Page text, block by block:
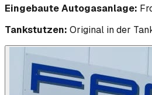
Eingebaute Autogasanlage:
Tankstutzen: Original in der